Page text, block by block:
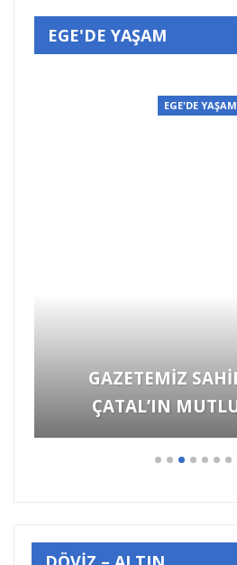
EGE'DE YAŞAM
EGE'DE YAŞAM